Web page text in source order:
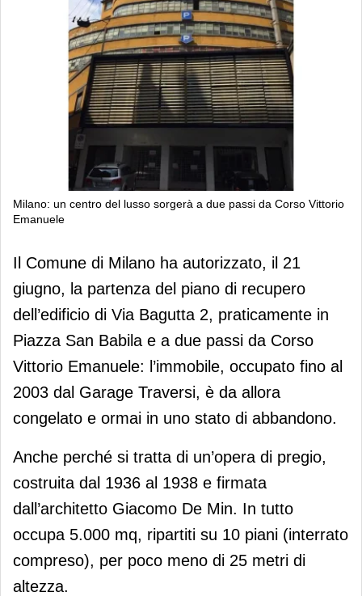
Milano: un centro del lusso sorgerà a due passi da Corso Vittorio
Emanuele
Milano: un centro del lusso sorgerà a
due passi da Corso Vittorio Emanuele
Il Comune di Milano ha autorizzato, il 21
giugno, la partenza del piano di recupero
dell’edificio di Via Bagutta 2, praticamente in
Piazza San Babila e a due passi da Corso
Vittorio Emanuele: l’immobile, occupato fino al
2003 dal Garage Traversi, è da allora
congelato e ormai in uno stato di abbandono.
Anche perché si tratta di un’opera di pregio,
costruita dal 1936 al 1938 e firmata
dall’architetto Giacomo De Min. In tutto
occupa 5.000 mq, ripartiti su 10 piani (interrato
compreso), per poco meno di 25 metri di
altezza.